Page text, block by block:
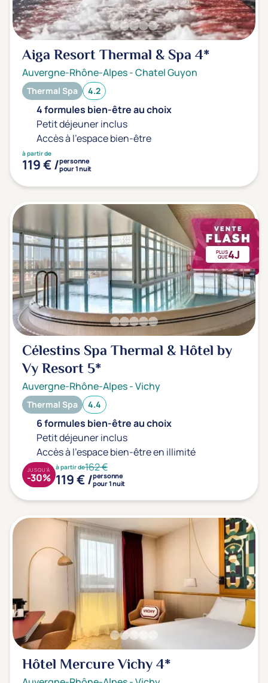
Aiga Resort Thermal & Spa4*
Auvergne-Rhône-Alpes-Chatel Guyon
Thermal Spa 4.2
4 formules bien-être au choix
Petit déjeuner inclus
Accès à l'espace bien-être
à partir de
119 € /personne
pour 1 nuit
PLUS
QUE4J
Célestins Spa Thermal & Hôtel by
Vy Resort5*
Auvergne-Rhône-Alpes-Vichy
Thermal Spa 4.4
6 formules bien-être au choix
Petit déjeuner inclus
Accès à l'espace bien-être en illimité
à partir de162 €
119 € /personne
pour 1 nuit
JUSQU'À
-30%
Hôtel Mercure Vichy4*